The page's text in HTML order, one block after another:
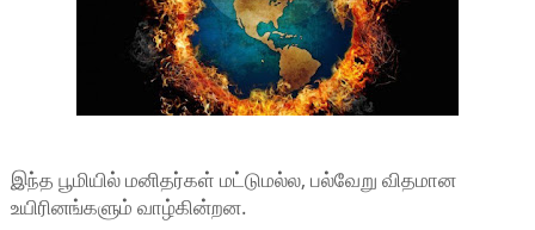
இந்த பூமியில் மனிதர்கள் மட்டுமல்ல, பல்வேறு விதமான
உயிரினங்களும் வாழ்கின்றன.